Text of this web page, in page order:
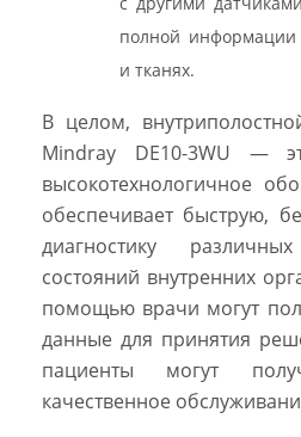
полной информации
и тканях.
В целом,
Mindray DE10-3WU —
высокотехнологичное
обеспечивает быструю,
диагностику
состояний внутренних
помощью врачи могут
данные для принятия
пациенты могут
качественное